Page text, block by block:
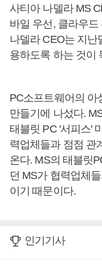
사티아 나델라 MS
바일 우선, 클라우드
나델라 CEO는 지난
용하도록 하는 것이
PC소프트웨어의 아
만들기에 나섰다.
태블릿 PC '서피스'
력업체들과 점점 관
온다. MS의 태블릿
던 MS가 협력업체
이기 때문이다.
인기기사